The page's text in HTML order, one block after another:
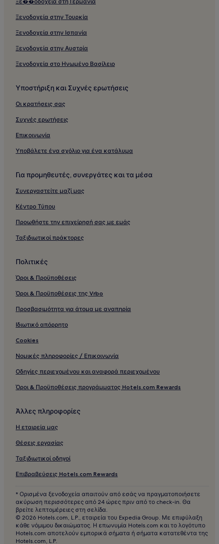
Ξενοδοχεία στην Τουρκία
Ξενοδοχεία στην Ισπανία
Ξενοδοχεία στην Αυστρία
Ξενοδοχεία στο Ηνωμένο Βασίλειο
Υποστήριξη και Συχνές ερωτήσεις
Οι κρατήσεις σας
Συχνές ερωτήσεις
Επικοινωνία
Υποβάλετε ένα σχόλιο για ένα κατάλυμα
Για προμηθευτές, συνεργάτες και τα μέσα
Συνεργαστείτε μαζί μας
Κέντρο Τύπου
Προωθήστε την επιχείρησή σας με εμάς
Ταξιδιωτικοί πράκτορες
Πολιτικές
Όροι & Προϋποθέσεις
Όροι & Προϋποθέσεις της Vrbo
Προσβασιμότητα για άτομα με αναπηρία
Ιδιωτικό απόρρητο
Cookies
Νομικές πληροφορίες / Επικοινωνία
Οδηγίες περιεχομένου και αναφορά περιεχομένου
Όροι & Προϋποθέσεις προγράμματος Hotels.com Rewards
Άλλες πληροφορίες
Η εταιρεία μας
Θέσεις εργασίας
Ταξιδιωτικοί οδηγοί
Επιβραβεύσεις Hotels.com Rewards
* Ορισμένα ξενοδοχεία απαιτούν από εσάς να πραγματοποιήσετε
ακύρωση περισσότερες από 24 ώρες πριν από το check-in. Θα
βρείτε λεπτομέρειες στη σελίδα.
© 2026 Hotels.com, L.P., εταιρεία του Expedia Group. Με επιφύλαξη
κάθε νόμιμου δικαιώματος. Η επωνυμία Hotels.com και το λογότυπο
Hotels.com αποτελούν εμπορικά σήματα ή σήματα κατατεθέντα της
Hotels.com, L.P.